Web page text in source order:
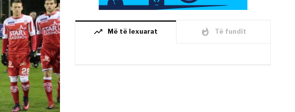
trending_up Më të lexuarat whatshot Të fundit